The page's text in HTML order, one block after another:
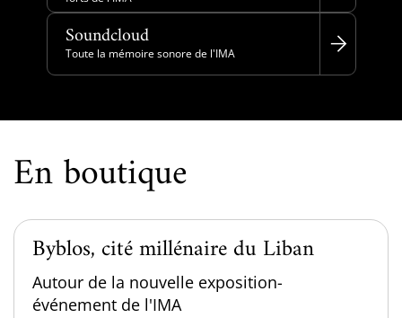
Soundcloud
Toute la mémoire sonore de l'IMA
En boutique
Byblos, cité millénaire du Liban
Autour de la nouvelle exposition-
événement de l'IMA